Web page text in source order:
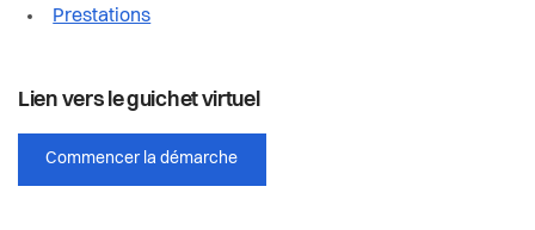
Prestations
Lien vers le guichet virtuel
Commencer la démarche